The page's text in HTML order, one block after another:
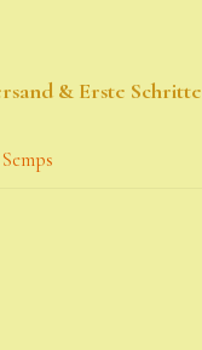
& Erste Schritte